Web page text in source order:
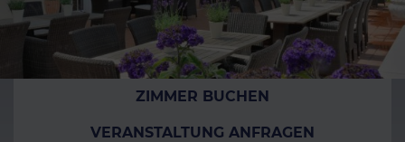
ZIMMER BUCHEN
VERANSTALTUNG ANFRAGEN